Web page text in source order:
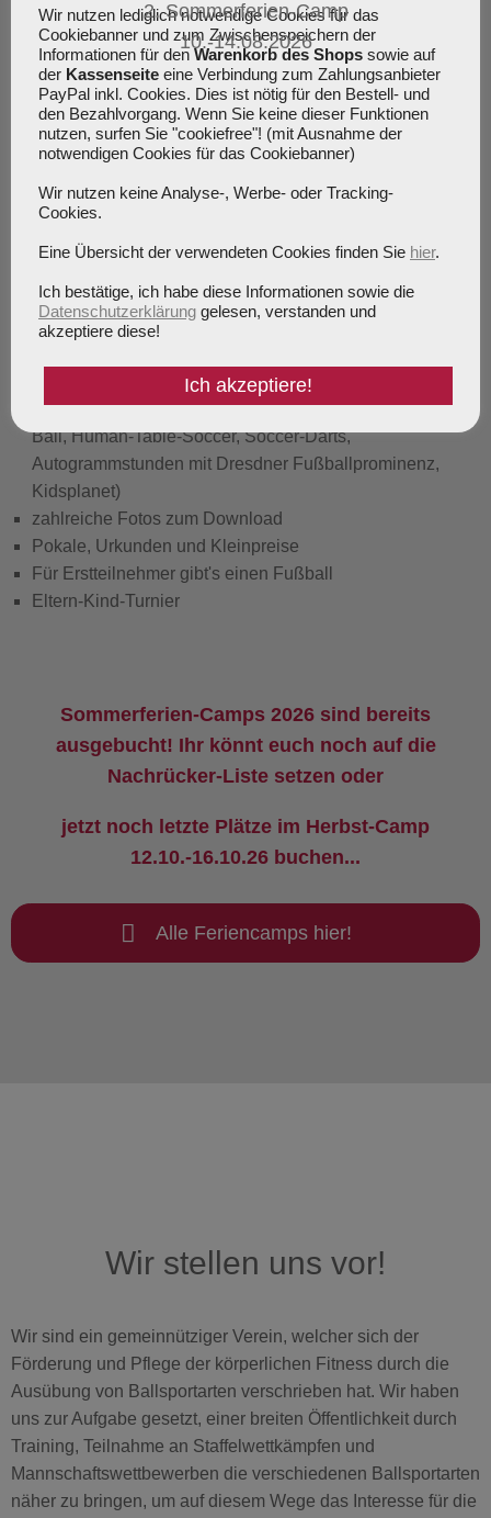
Volles Programm
5 Tage spektakuläres Fußballtraining, täglich von 09:00
bis 16:30 Uhr
Getränke
Bei Übernachtung Vollverpflegung
Abwechslungsreiches Freizeitprogramm (z.B. Bubble-
Ball, Human-Table-Soccer, Soccer-Darts,
Autogrammstunden mit Dresdner Fußballprominenz,
Kidsplanet)
zahlreiche Fotos zum Download
Pokale, Urkunden und Kleinpreise
Für Erstteilnehmer gibt's einen Fußball
Eltern-Kind-Turnier
2. Sommerferien-Camp
10.-14.08.2026
Sommerferien-Camps 2026 sind bereits
ausgebucht! Ihr könnt euch noch auf die
Nachrücker-Liste setzen oder
jetzt noch letzte Plätze im Herbst-Camp
12.10.-16.10.26 buchen...
Alle Feriencamps hier!
Wir stellen uns vor!
Wir sind ein gemeinnütziger Verein, welcher sich der
Förderung und Pflege der körperlichen Fitness durch die
Ausübung von Ballsportarten verschrieben hat. Wir haben
uns zur Aufgabe gesetzt, einer breiten Öffentlichkeit durch
Training, Teilnahme an Staffelwettkämpfen und
Mannschaftswettbewerben die verschiedenen Ballsportarten
näher zu bringen, um auf diesem Wege das Interesse für die
Wir nutzen lediglich notwendige Cookies für das
Cookiebanner und zum Zwischenspeichern der
Informationen für den Warenkorb des Shops sowie auf
der Kassenseite eine Verbindung zum Zahlungsanbieter
PayPal inkl. Cookies. Dies ist nötig für den Bestell- und
den Bezahlvorgang. Wenn Sie keine dieser Funktionen
nutzen, surfen Sie "cookiefree"! (mit Ausnahme der
notwendigen Cookies für das Cookiebanner)
Wir nutzen keine Analyse-, Werbe- oder Tracking-
Cookies.
Eine Übersicht der verwendeten Cookies finden Sie hier.
Ich bestätige, ich habe diese Informationen sowie die
Datenschutzerklärung gelesen, verstanden und
akzeptiere diese!
Ich akzeptiere!